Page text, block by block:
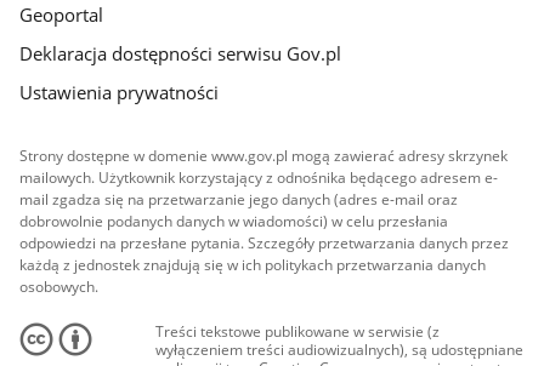
Geoportal
Deklaracja dostępności serwisu Gov.pl
Ustawienia prywatności
Strony dostępne w domenie www.gov.pl mogą zawierać adresy skrzynek
mailowych. Użytkownik korzystający z odnośnika będącego adresem e-
mail zgadza się na przetwarzanie jego danych (adres e-mail oraz
dobrowolnie podanych danych w wiadomości) w celu przesłania
odpowiedzi na przesłane pytania. Szczegóły przetwarzania danych przez
każdą z jednostek znajdują się w ich politykach przetwarzania danych
osobowych.
Treści tekstowe publikowane w serwisie (z
wyłączeniem treści audiowizualnych), są udostępniane